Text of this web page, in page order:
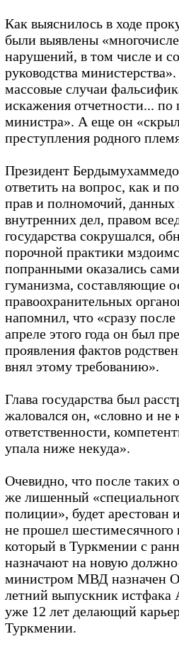
Как выяснилось в ходе
были выявлены
нарушений, в том числе и
руководства
массовые случаи
искажения отчетности...
министра». А еще он «скрыл
преступления родного
Президент
ответить на вопрос, как и
прав и полномочий, данных
внутренних дел, правом
государства сокрушался,
порочной практики
попранными оказались
гуманизма, составляющие
правоохранительных
напомнил, что «сразу
апреле этого года он был
проявления фактов
внял этому требованию».
Глава государства был
жаловался он, «словно и
ответственности,
упала ниже некуда».
Очевидно, что после таких
же лишенный
полиции», будет
не прошел шестимесячного
который в Туркмении с
назначают на новую
министром МВД назначен
летний выпускник истфака
уже 12 лет делающий
Туркмении.